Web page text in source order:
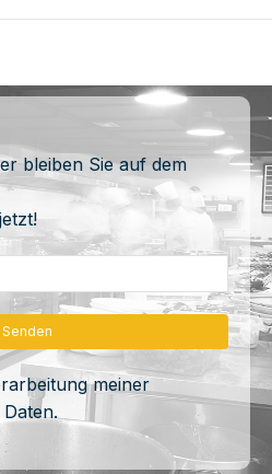
bleiben Sie auf dem
meiner